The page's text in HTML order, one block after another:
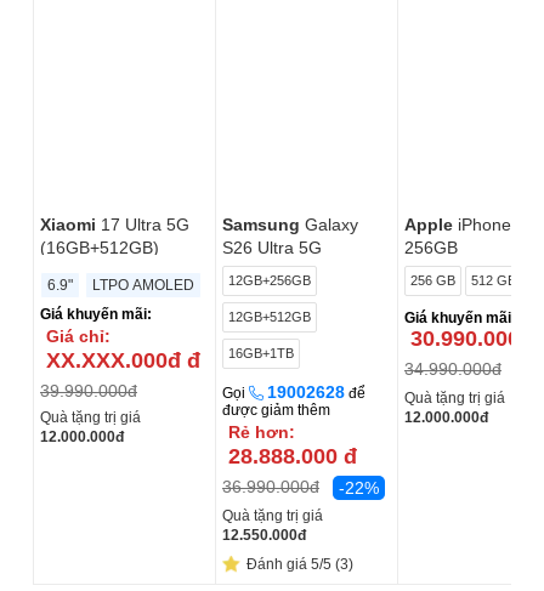
Xiaomi 17 Ultra 5G
(16GB+512GB)
6.9" LTPO AMOLED
Giá khuyến mãi:
Giá chỉ:
XX.XXX.000đ đ
39.990.000đ
Quà tặng trị giá
12.000.000đ
Samsung Galaxy
S26 Ultra 5G
(12GB+256GB)
12GB+256GB
12GB+512GB
16GB+1TB
Gọi 19002628 để
được giảm thêm
Rẻ hơn:
28.888.000 đ
36.990.000đ -22%
Quà tặng trị giá
12.550.000đ
Đánh giá 5/5 (3)
Apple iPhone 17
256GB
256 GB 512 GB
Giá khuyến mãi:
30.990.000
34.990.000đ
Quà tặng trị giá
12.000.000đ